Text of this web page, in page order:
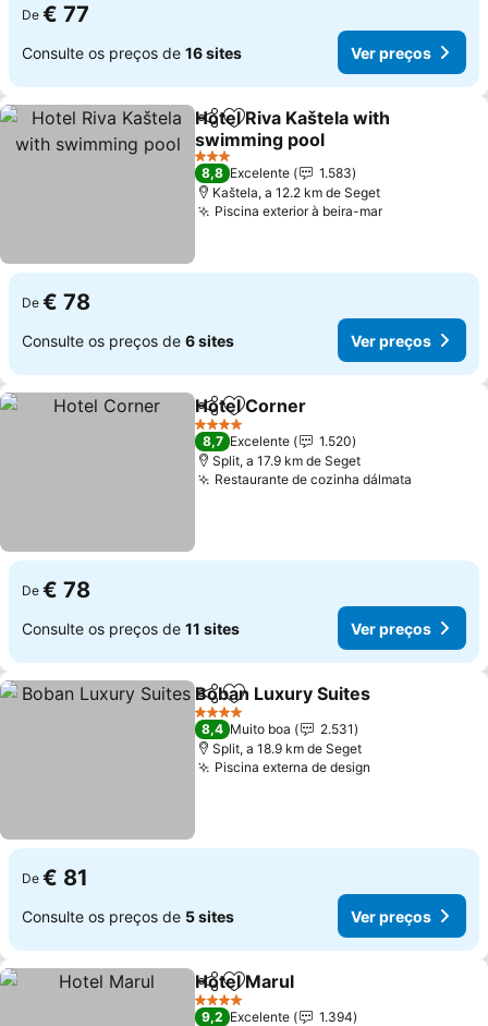
De € 77
Consulte os preços de 16 sites Ver preços
PartilharAdicionar aos favoritos
Hotel Riva Kaštela with
swimming pool
Ver preços
3 Estrelas
8,8 Excelente
1.583
Kaštela, a 12.2 km de Seget
Piscina exterior à beira-marVer preços
De € 78
Consulte os preços de 6 sites Ver preços
PartilharAdicionar aos favoritos
Hotel Corner
4 Estrelas
8,7 Excelente
1.520
Split, a 17.9 km de Seget
Restaurante de cozinha dálmata
De € 78
Consulte os preços de 11 sites Ver preços
PartilharAdicionar aos favoritos
Boban Luxury Suites
4 Estrelas
8,4 Muito boa
2.531
Split, a 18.9 km de Seget
Piscina externa de design
De € 81
Consulte os preços de 5 sites Ver preços
PartilharAdicionar aos favoritos
Hotel Marul
4 Estrelas
9,2 Excelente
1.394